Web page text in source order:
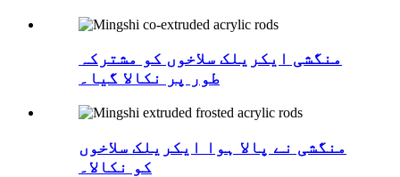
منگشی ایکریلک سلاخوں کو مشترکہ
طور پر نکالا گیا۔
منگشی نے پالا ہوا ایکریلک سلاخوں
کو نکالا۔